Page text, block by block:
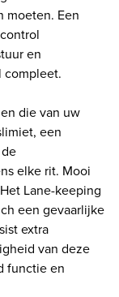
moeten. Een
en
compleet.
die van uw
een
elke rit. Mooi
Lane-keeping
een gevaarlijke
extra
van deze
functie en